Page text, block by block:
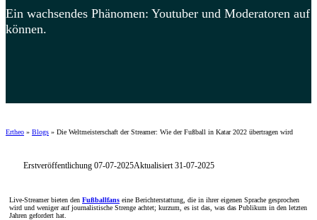
Ein wachsendes Phänomen: Youtuber und Moderatoren
können.
Ertheo » Blogs » Die Weltmeisterschaft der Streamer: Wie der Fußball in Katar 2022 übertragen wird
Erstveröffentlichung 07-07-2025Aktualisiert 31-07-2025
Live-Streamer bieten den Fußballfans eine Berichterstattung, die in ihrer eigenen Sprache gesprochen
wird und weniger auf journalistische Strenge achtet; kurzum, es ist das, was das Publikum in den letzten
Jahren gefordert hat.